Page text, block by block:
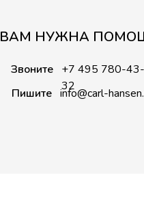
ВАМ НУЖНА
Звоните +7 495 780-43-
32
Пишите info@carl-